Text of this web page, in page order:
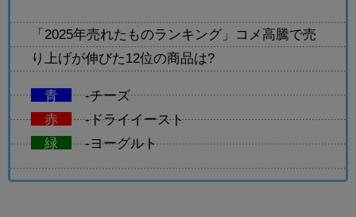
「2025年売れたものランキング」コメ高騰で売
り上げが伸びた12位の商品は?
青
-チーズ
赤
-ドライイースト
緑
-ヨーグルト